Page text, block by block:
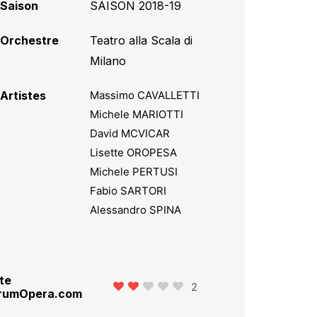
Saison SAISON 2018-19
Orchestre
Teatro alla Scala di
Milano
Artistes
Massimo CAVALLETTI
Michele MARIOTTI
David MCVICAR
Lisette OROPESA
Michele PERTUSI
Fabio SARTORI
Alessandro SPINA
2